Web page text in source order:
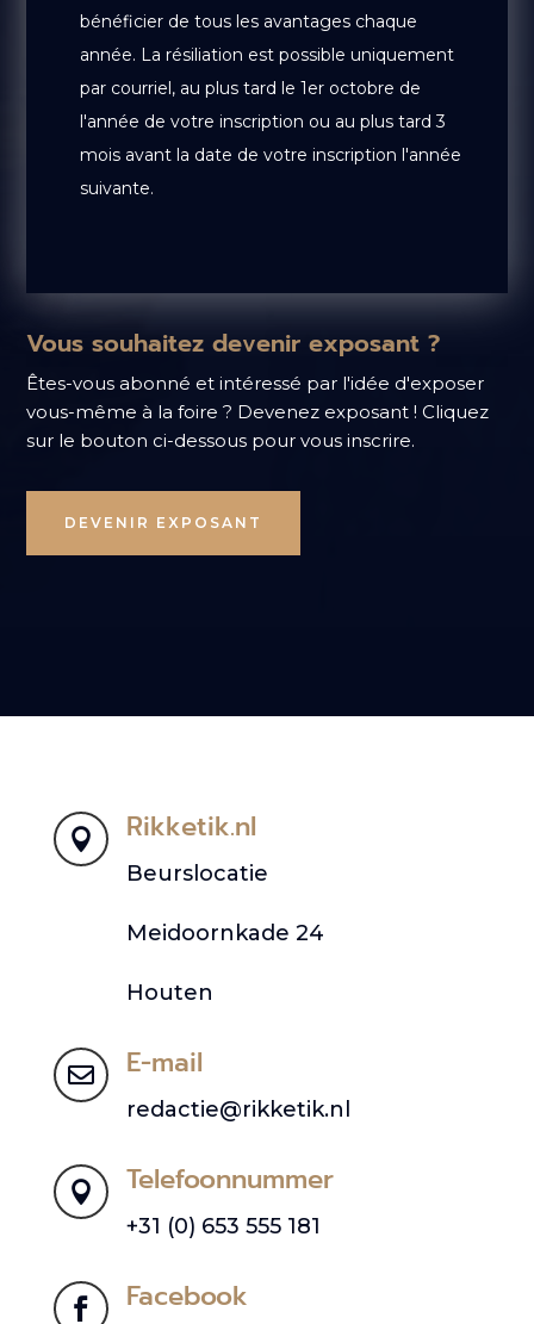
bénéficier de tous les avantages chaque
année. La résiliation est possible uniquement
par courriel, au plus tard le 1er octobre de
l'année de votre inscription ou au plus tard 3
mois avant la date de votre inscription l'année
suivante.
Vous souhaitez devenir exposant ?
Êtes-vous abonné et intéressé par l'idée d'exposer
vous-même à la foire ? Devenez exposant ! Cliquez
sur le bouton ci-dessous pour vous inscrire.
DEVENIR EXPOSANT
 Rikketik.nl
Beurslocatie
Meidoornkade 24
Houten
 E-mail
redactie@rikketik.nl
 Telefoonnummer
+31 (0) 653 555 181
 Facebook